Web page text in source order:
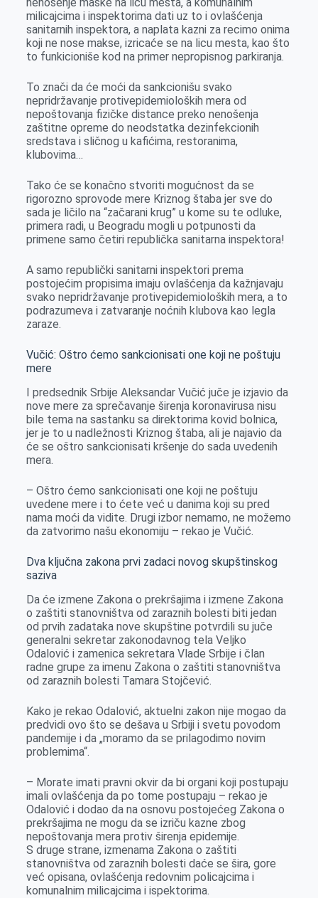
milicajcima i inspektorima dati uz to i ovlašćenja
sanitarnih inspektora, a naplata kazni za recimo onima
koji ne nose makse, izricaće se na licu mesta, kao što
to funkicioniše kod na primer nepropisnog parkiranja.
To znači da će moći da sankcionišu svako
nepridržavanje protivepidemioloških mera od
nepoštovanja fizičke distance preko nenošenja
zaštitne opreme do neodstatka dezinfekcionih
sredstava i sličnog u kafićima, restoranima,
klubovima…
Tako će se konačno stvoriti mogućnost da se
rigorozno sprovode mere Kriznog štaba jer sve do
sada je ličilo na “začarani krug” u kome su te odluke,
primera radi, u Beogradu mogli u potpunosti da
primene samo četiri republička sanitarna inspektora!
A samo republički sanitarni inspektori prema
postojećim propisima imaju ovlašćenja da kažnjavaju
svako nepridržavanje protivepidemioloških mera, a to
podrazumeva i zatvaranje noćnih klubova kao legla
zaraze.
Vučić: Oštro ćemo sankcionisati one koji ne poštuju
mere
I predsednik Srbije Aleksandar Vučić juče je izjavio da
nove mere za sprečavanje širenja koronavirusa nisu
bile tema na sastanku sa direktorima kovid bolnica,
jer je to u nadležnosti Kriznog štaba, ali je najavio da
će se oštro sankcionisati kršenje do sada uvedenih
mera.
– Oštro ćemo sankcionisati one koji ne poštuju
uvedene mere i to ćete već u danima koji su pred
nama moći da vidite. Drugi izbor nemamo, ne možemo
da zatvorimo našu ekonomiju – rekao je Vučić.
Dva ključna zakona prvi zadaci novog skupštinskog
saziva
Da će izmene Zakona o prekršajima i izmene Zakona
o zaštiti stanovništva od zaraznih bolesti biti jedan
od prvih zadataka nove skupštine potvrdili su juče
generalni sekretar zakonodavnog tela Veljko
Odalović i zamenica sekretara Vlade Srbije i član
radne grupe za imenu Zakona o zaštiti stanovništva
od zaraznih bolesti Tamara Stojčević.
Kako je rekao Odalović, aktuelni zakon nije mogao da
predvidi ovo što se dešava u Srbiji i svetu povodom
pandemije i da „moramo da se prilagodimo novim
problemima“.
– Morate imati pravni okvir da bi organi koji postupaju
imali ovlašćenja da po tome postupaju – rekao je
Odalović i dodao da na osnovu postojećeg Zakona o
prekršajima ne mogu da se izriču kazne zbog
nepoštovanja mera protiv širenja epidemije.
S druge strane, izmenama Zakona o zaštiti
stanovništva od zaraznih bolesti daće se šira, gore
već opisana, ovlašćenja redovnim policajcima i
komunalnim milicajcima i ispektorima.